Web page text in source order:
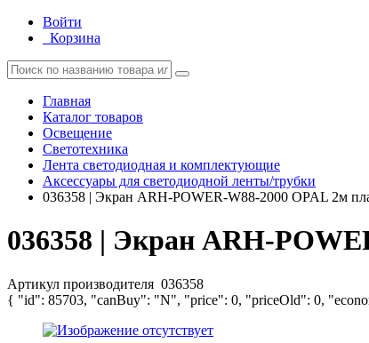
Войти
Корзина
Главная
Каталог товаров
Освещение
Светотехника
Лента светодиодная и комплектующие
Аксессуары для светодиодной ленты/трубки
036358 | Экран ARH-POWER-W88-2000 OPAL 2м
036358 | Экран ARH-
Артикул производителя 036358
{ "id": 85703, "canBuy": "N", "price": 0, "priceOld": 0,